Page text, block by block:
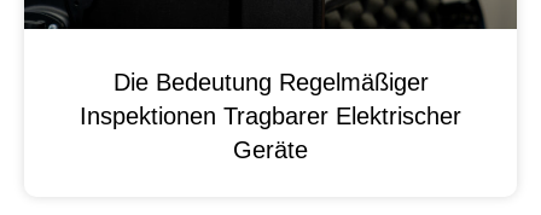
Die Bedeutung Regelmäßiger
Inspektionen Tragbarer Elektrischer
Geräte